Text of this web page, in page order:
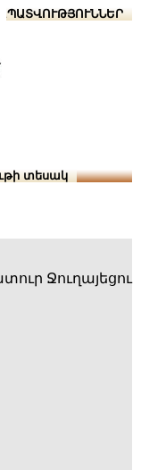
տեսակ
Ջուղայեցու